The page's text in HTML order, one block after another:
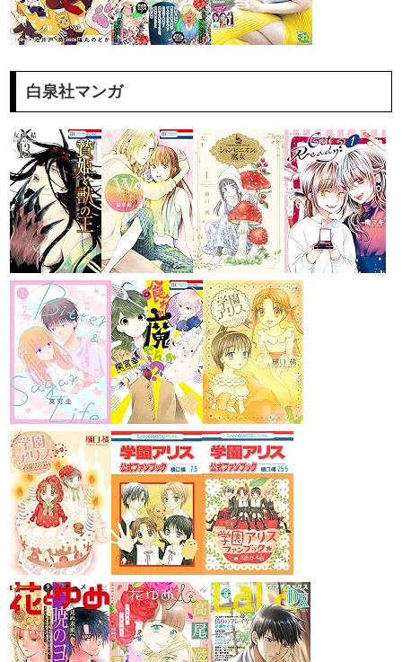
白泉社マンガ